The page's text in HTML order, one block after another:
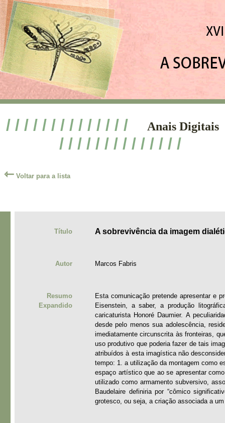
/ / / / / / / / / / / / / / Anais Digitais
/ / / / / / / / / / / / / /
⇽ Voltar para a lista
Título A sobrevivência da imagem
Autor Marcos Fabris
Resumo
Expandido
Esta comunicação pretende apresentar e
Eisenstein, a saber, a produção
caricaturista Honoré Daumier. A
desde pelo menos sua adolescência,
imediatamente circunscrita às fronteiras,
uso produtivo que poderia fazer de tais
atribuídos à esta imagística não
tempo: 1. a utilização da montagem como
espaço artístico que ao se apresentar
utilizado como armamento subversivo,
Baudelaire definiria por “cômico
grotesco, ou seja, a criação associada a